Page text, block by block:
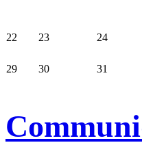
22 23 24
29 30 31